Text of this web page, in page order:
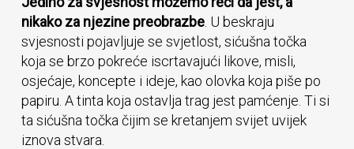
nikako za njezine preobrazbe. U beskraju
svjesnosti pojavljuje se svjetlost, sićušna točka
koja se brzo pokreće iscrtavajući likove, misli,
osjećaje, koncepte i ideje, kao olovka koja piše po
papiru. A tinta koja ostavlja trag jest pamćenje. Ti si
ta sićušna točka čijim se kretanjem svijet uvijek
iznova stvara.